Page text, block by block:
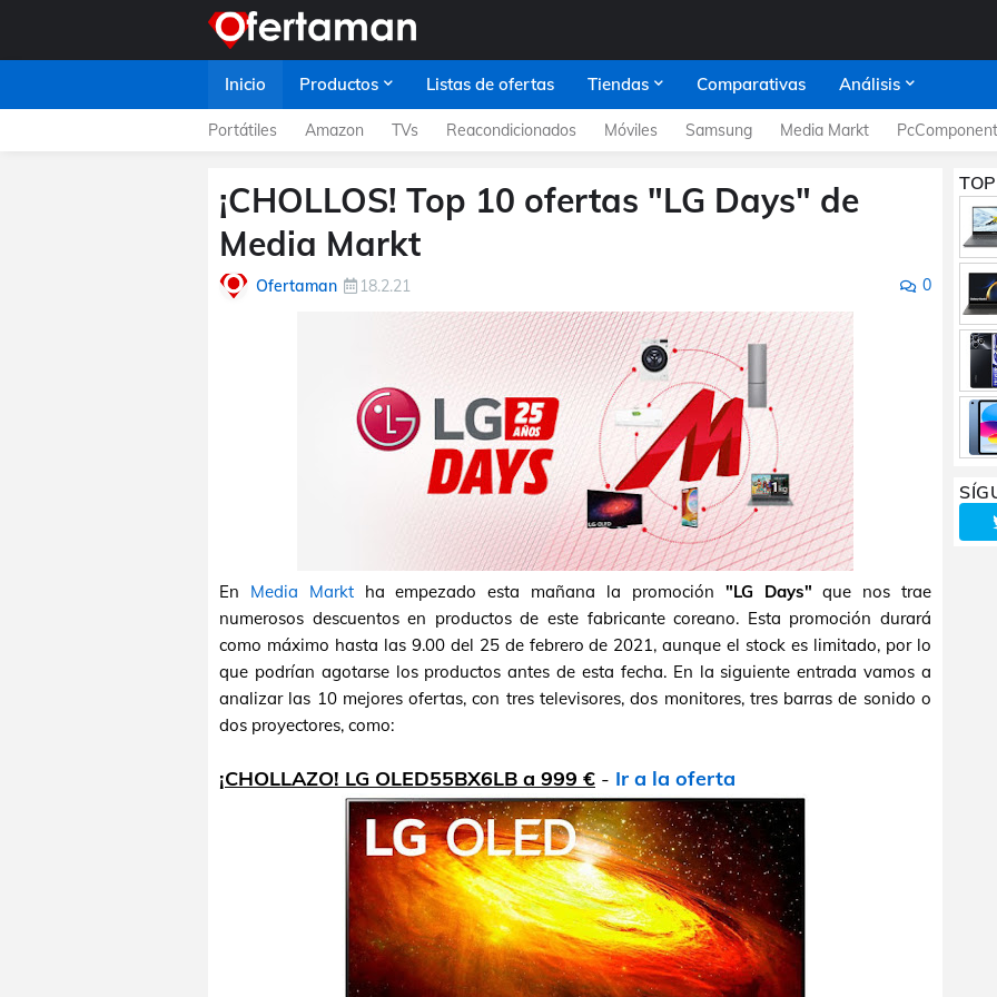
Inicio Productos Listas de ofertas Tiendas Comparativas Análisis
Portátiles Amazon TVs Reacondicionados Móviles Samsung Media Markt
¡CHOLLOS! Top 10 ofertas "LG Days" de
Media Markt
Ofertaman 18.2.21 0
En Media Marktha empezado esta mañana la promoción "LG Days" que nos trae
numerosos descuentos en productos de este fabricante coreano. Esta promoción durará
como máximo hasta las 9.00 del 25 de febrero de 2021, aunque el stock es limitado, por lo
que podrían agotarse los productos antes de esta fecha. En la siguiente entrada vamos a
analizar las 10 mejores ofertas, con tres televisores, dos monitores, tres barras de sonido o
dos proyectores, como:
¡CHOLLAZO! LG OLED55BX6LB a 999 € - Ir a la oferta